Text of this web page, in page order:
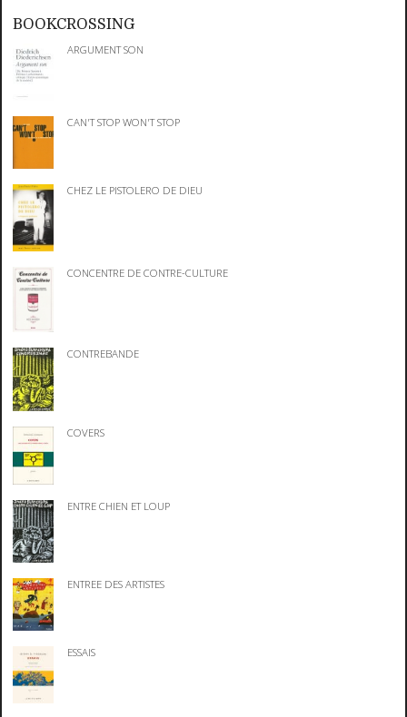
BOOKCROSSING
ARGUMENT SON
CAN'T STOP WON'T STOP
CHEZ LE PISTOLERO DE DIEU
CONCENTRE DE CONTRE-CULTURE
CONTREBANDE
COVERS
ENTRE CHIEN ET LOUP
ENTREE DES ARTISTES
ESSAIS